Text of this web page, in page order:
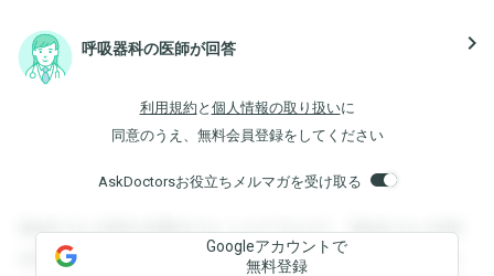
呼吸器科の医師が回答 navigate_next
利用規約 と 個人情報の取り扱いに
同意のうえ、無料会員登録をしてください
AskDoctorsお役立ちメルマガを受け取る
登録すると回答を閲覧することができます。登録すると回答
を閲覧することができます。登録すると回答を閲覧すること
Googleアカウントで
無料登録